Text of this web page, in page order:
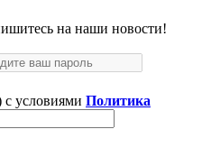
на наши новости!
с условиями Политика